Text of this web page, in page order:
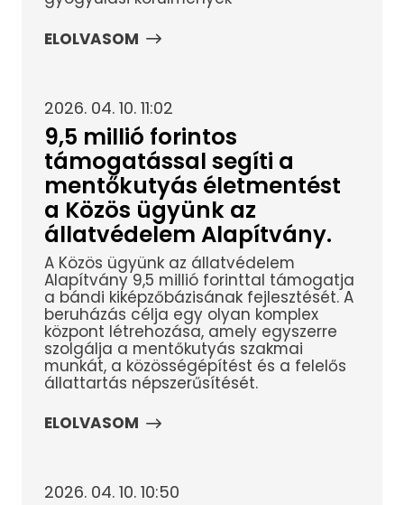
ELOLVASOM
2026. 04. 10. 11:02
9,5 millió forintos
támogatással segíti a
mentőkutyás életmentést
a Közös ügyünk az
állatvédelem Alapítvány.
A Közös ügyünk az állatvédelem
Alapítvány 9,5 millió forinttal támogatja
a bándi kiképzőbázisának fejlesztését. A
beruházás célja egy olyan komplex
központ létrehozása, amely egyszerre
szolgálja a mentőkutyás szakmai
munkát, a közösségépítést és a felelős
állattartás népszerűsítését.
ELOLVASOM
2026. 04. 10. 10:50